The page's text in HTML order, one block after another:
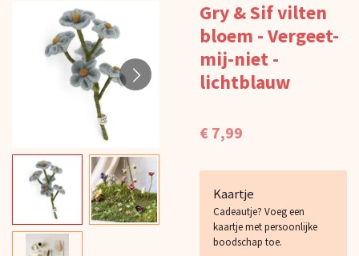
Gry & Sif vilten
bloem - Vergeet-
mij-niet -
lichtblauw
€ 7,99
Kaartje
Cadeautje? Voeg een
kaartje met persoonlijke
boodschap toe.